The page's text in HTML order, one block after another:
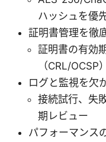
ハッシュを優
証明書管理を徹
証明書の有効
（CRL/OCSP
ログと監視を欠
接続試行、失
期レビュー
パフォーマンス